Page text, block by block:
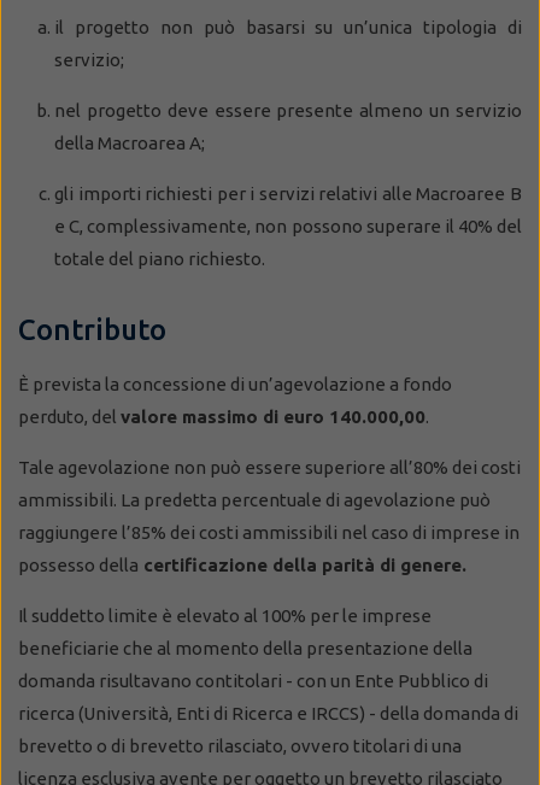
il progetto non può basarsi su un’unica tipologia di
servizio;
nel progetto deve essere presente almeno un servizio
della Macroarea A;
gli importi richiesti per i servizi relativi alle Macroaree B
e C, complessivamente, non possono superare il 40% del
totale del piano richiesto.
Contributo
È prevista la concessione di un’agevolazione a fondo
perduto, del valore massimo di euro 140.000,00.
Tale agevolazione non può essere superiore all’80% dei costi
ammissibili. La predetta percentuale di agevolazione può
raggiungere l’85% dei costi ammissibili nel caso di imprese in
possesso della certificazione della parità di genere.
Il suddetto limite è elevato al 100% per le imprese
beneficiarie che al momento della presentazione della
domanda risultavano contitolari - con un Ente Pubblico di
ricerca (Università, Enti di Ricerca e IRCCS) - della domanda di
brevetto o di brevetto rilasciato, ovvero titolari di una
licenza esclusiva avente per oggetto un brevetto rilasciato